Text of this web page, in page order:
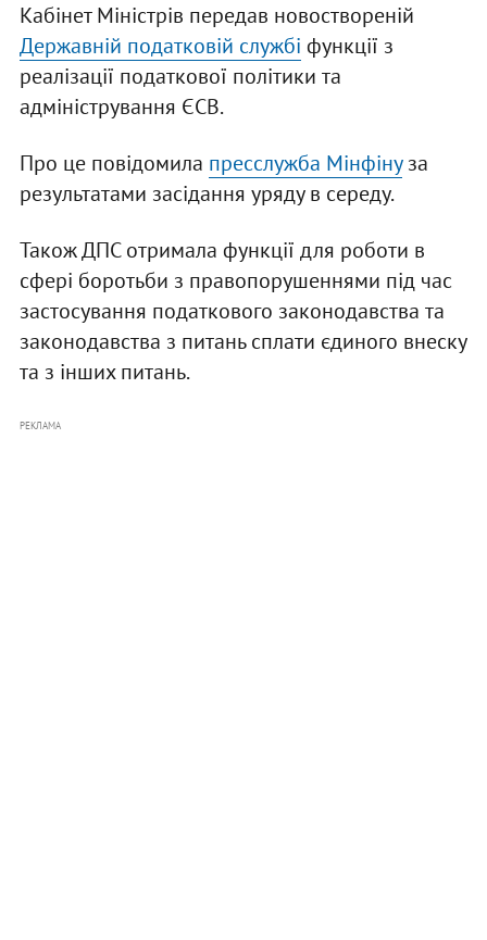
Кабінет Міністрів передав новоствореній
Державній податковій службі функції з
реалізації податкової політики та
адміністрування ЄСВ.
Про це повідомила пресслужба Мінфінуза
результатами засідання уряду в середу.
Також ДПС отримала функції для роботи в
сфері боротьби з правопорушеннями під час
застосування податкового законодавства та
законодавства з питань сплати єдиного внеску
та з інших питань.
РЕКЛАМА